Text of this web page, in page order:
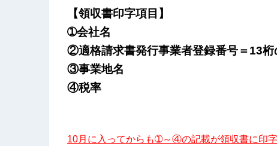
【領収書印字項目】
➀会社名
②適格請求書発行事業者登録番号＝13桁
③事業地名
④税率
10月に入ってからも➀～④の記載が領収書に印